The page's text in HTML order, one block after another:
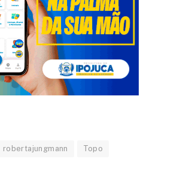
robertajungmann Topo